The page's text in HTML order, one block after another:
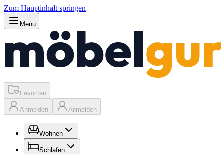
Zum Hauptinhalt springen
Menu
Favoriten
Anmelden Anmelden
Wohnen
Schlafen